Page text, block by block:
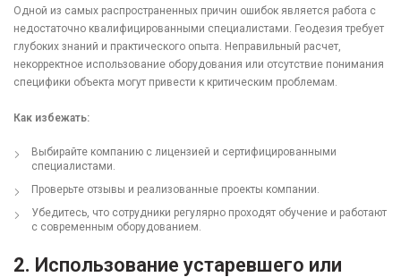
Одной из самых распространенных причин ошибок является работа с
недостаточно квалифицированными специалистами. Геодезия требует
глубоких знаний и практического опыта. Неправильный расчет,
некорректное использование оборудования или отсутствие понимания
специфики объекта могут привести к критическим проблемам.
Как избежать:
Выбирайте компанию с лицензией и сертифицированными
специалистами.
Проверьте отзывы и реализованные проекты компании.
Убедитесь, что сотрудники регулярно проходят обучение и работают
с современным оборудованием.
2. Использование устаревшего или